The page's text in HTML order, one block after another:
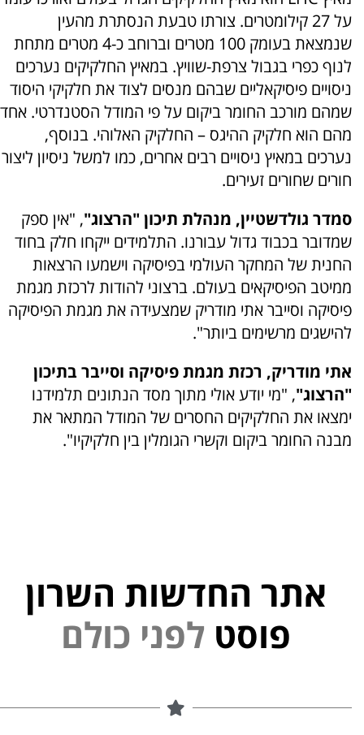
על 27 קילומטרים. צורתו טבעת הנסתרת מהעין
שנמצאת בעומק 100 מטרים וברוחב כ-4 מטרים מתחת
לנוף כפרי בגבול צרפת-שוויץ. במאיץ החלקיקים נערכים
ניסויים פיסיקאליים שבהם מנסים לצוד את חלקיקי היסוד
שמהם מורכב החומר ביקום על פי המודל הסטנדרטי. אחד
מהם הוא חלקיק ההיגס – החלקיק האלוהי. בנוסף,
נערכים במאיץ ניסויים רבים אחרים, כמו למשל ניסיון ליצור
חורים שחורים זעירים.
סמדר גולדשטיין, מנהלת תיכון "הרצוג", "אין ספק
שמדובר בכבוד גדול עבורנו. התלמידים ייקחו חלק בחוד
החנית של המחקר העולמי בפיסיקה וישמעו הרצאות
ממיטב הפיסיקאים בעולם. ברצוני להודות לרכזת מגמת
פיסיקה וסייבר אתי מודריק שמצעידה את מגמת הפיסיקה
להישגים מרשימים ביותר".
אתי מודריק, רכזת מגמת פיסיקה וסייבר בתיכון
"הרצוג", "מי יודע אולי מתוך מסד הנתונים תלמידנו
ימצאו את החלקיקים החסרים של המודל המתאר את
מבנה החומר ביקום וקשרי הגומלין בין חלקיקיו".
אתר החדשות השרון
פוסט